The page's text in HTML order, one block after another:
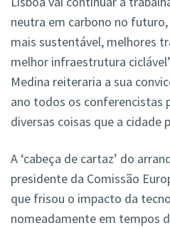
neutra em carbono no
mais sustentável, melhores
melhor infraestrutura
Medina reiteraria a sua
ano todos os conferencistas
diversas coisas que a cidade
A ‘cabeça de cartaz’ do
presidente da Comissão
que frisou o impacto da
nomeadamente em tempos